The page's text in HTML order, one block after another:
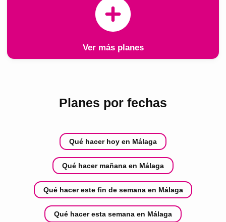
Ver más planes
Planes por fechas
Qué hacer hoy en Málaga
Qué hacer mañana en Málaga
Qué hacer este fin de semana en Málaga
Qué hacer esta semana en Málaga